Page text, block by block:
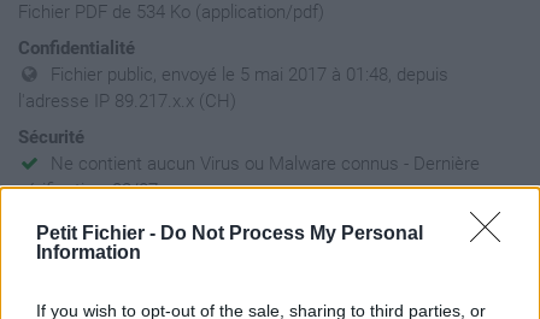
Petit Fichier - Do Not Process My Personal
Information
If you wish to opt-out of the sale, sharing to third parties, or
Fichier PDF de 534 Ko (application/pdf)
Confidentialité
Fichier public, envoyé le 5 mai 2017 à 01:48, depuis
l'adresse IP 89.217.x.x (CH)
Sécurité
Ne contient aucun Virus ou Malware connus - Dernière
vérification: 02/07
Statistiques
La présente page de téléchargement a été vue 768 fois depuis